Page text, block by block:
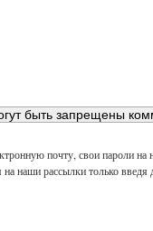
почту, свои пароли на
наши рассылки только введя